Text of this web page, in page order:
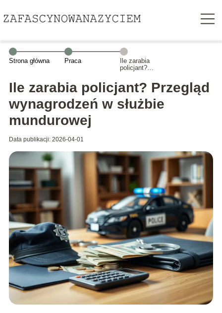
Strona główna Praca
Ile zarabia
policjant?
wynagrodzeń w
służbie
Ile zarabia policjant? Przegląd
wynagrodzeń w służbie
mundurowej
Data publikacji: 2026-04-01